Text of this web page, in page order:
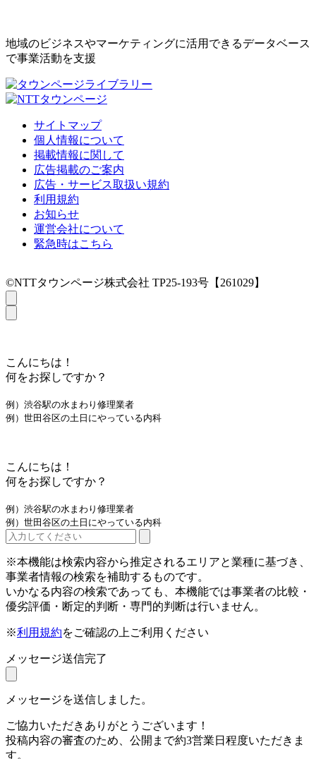
地域のビジネスやマーケティングに活用できるデータベース
で事業活動を支援
サイトマップ
個人情報について
掲載情報に関して
広告掲載のご案内
広告・サービス取扱い規約
利用規約
お知らせ
運営会社について
緊急時はこちら
©NTTタウンページ株式会社 TP25-193号【261029】
こんにちは！
何をお探しですか？
例）渋谷駅の水まわり修理業者
例）世田谷区の土日にやっている内科
こんにちは！
何をお探しですか？
例）渋谷駅の水まわり修理業者
例）世田谷区の土日にやっている内科
※本機能は検索内容から推定されるエリアと業種に基づき、
事業者情報の検索を補助するものです。
いかなる内容の検索であっても、本機能では事業者の比較・
優劣評価・断定的判断・専門的判断は行いません。
※利用規約をご確認の上ご利用ください
メッセージ送信完了
メッセージを送信しました。
ご協力いただきありがとうございます！
投稿内容の審査のため、公開まで約3営業日程度いただきま
す。